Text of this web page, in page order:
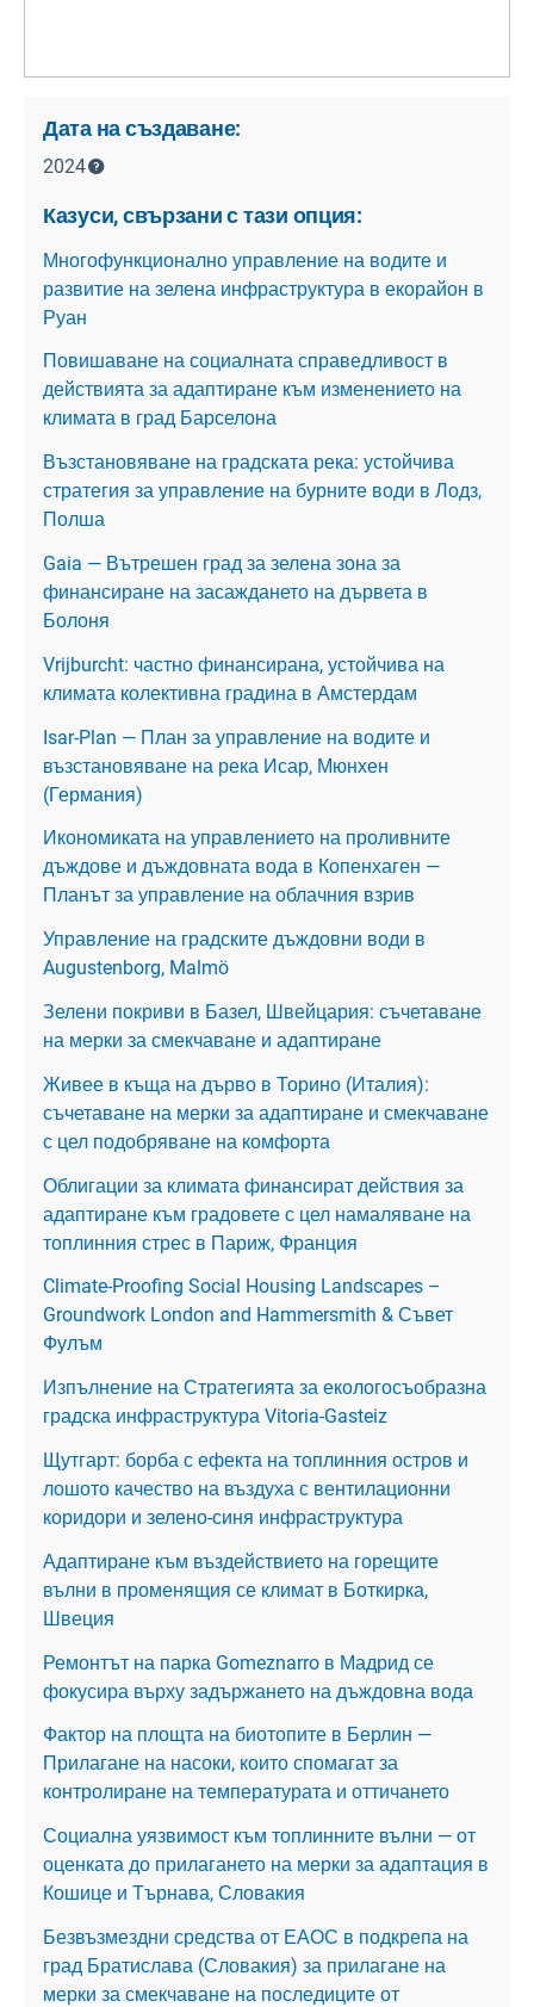
Дата на създаване:
2024
Казуси, свързани с тази опция:
Многофункционално управление на водите и
развитие на зелена инфраструктура в екорайон в
Руан
Повишаване на социалната справедливост в
действията за адаптиране към изменението на
климата в град Барселона
Възстановяване на градската река: устойчива
стратегия за управление на бурните води в Лодз,
Полша
Gaia — Вътрешен град за зелена зона за
финансиране на засаждането на дървета в
Болоня
Vrijburcht: частно финансирана, устойчива на
климата колективна градина в Амстердам
Isar-Plan — План за управление на водите и
възстановяване на река Исар, Мюнхен
(Германия)
Икономиката на управлението на проливните
дъждове и дъждовната вода в Копенхаген —
Планът за управление на облачния взрив
Управление на градските дъждовни води в
Augustenborg, Malmö
Зелени покриви в Базел, Швейцария: съчетаване
на мерки за смекчаване и адаптиране
Живее в къща на дърво в Торино (Италия):
съчетаване на мерки за адаптиране и смекчаване
с цел подобряване на комфорта
Облигации за климата финансират действия за
адаптиране към градовете с цел намаляване на
топлинния стрес в Париж, Франция
Climate-Proofing Social Housing Landscapes –
Groundwork London and Hammersmith & Съвет
Фулъм
Изпълнение на Стратегията за екологосъобразна
градска инфраструктура Vitoria-Gasteiz
Щутгарт: борба с ефекта на топлинния остров и
лошото качество на въздуха с вентилационни
коридори и зелено-синя инфраструктура
Адаптиране към въздействието на горещите
вълни в променящия се климат в Боткирка,
Швеция
Ремонтът на парка Gomeznarro в Мадрид се
фокусира върху задържането на дъждовна вода
Фактор на площта на биотопите в Берлин —
Прилагане на насоки, които спомагат за
контролиране на температурата и оттичането
Социална уязвимост към топлинните вълни — от
оценката до прилагането на мерки за адаптация в
Кошице и Търнава, Словакия
Безвъзмездни средства от ЕАОС в подкрепа на
град Братислава (Словакия) за прилагане на
мерки за смекчаване на последиците от